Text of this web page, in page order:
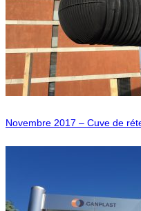
Novembre 2017 – Cuve de